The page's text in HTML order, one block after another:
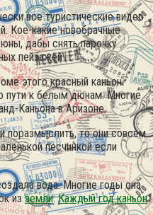
все туристические видео
Кое-какие новобрачные
дабы снять парочку
пейзажей
этого красный каньон.
пути к белым дюнам. Многие
Каньона в Аризоне.
поразмыслить, то они совсем
песчинкой если
вода. Многие годы она
изземли.Каждый год каньон